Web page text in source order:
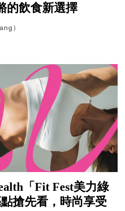
的飲食新選擇
）
「Fit Fest美力綠
搶先看，時尚享受